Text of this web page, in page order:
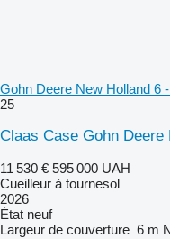
Gohn Deere New Holland 6
25
Claas Case Gohn
11 530 € 595 000 UAH
Cueilleur à tournesol
2026
État neuf
Largeur de couverture 6 m